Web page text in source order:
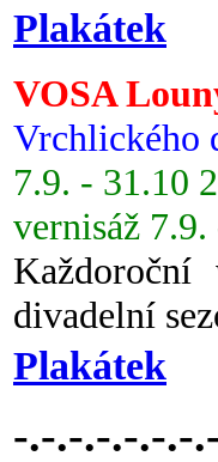
Plakátek
VOSA
Vrchlického
7.9. - 31.10
vernisáž
divadelní
Plakátek
-.-.-.-.-.-.-